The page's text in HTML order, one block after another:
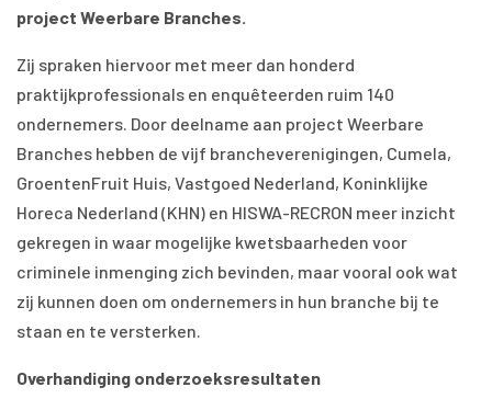
project Weerbare Branches.
Zij spraken hiervoor met meer dan honderd
praktijkprofessionals en enquêteerden ruim 140
ondernemers. Door deelname aan project Weerbare
Branches hebben de vijf brancheverenigingen, Cumela,
GroentenFruit Huis, Vastgoed Nederland, Koninklijke
Horeca Nederland (KHN) en HISWA-RECRON meer inzicht
gekregen in waar mogelijke kwetsbaarheden voor
criminele inmenging zich bevinden, maar vooral ook wat
zij kunnen doen om ondernemers in hun branche bij te
staan en te versterken.
Overhandiging onderzoeksresultaten